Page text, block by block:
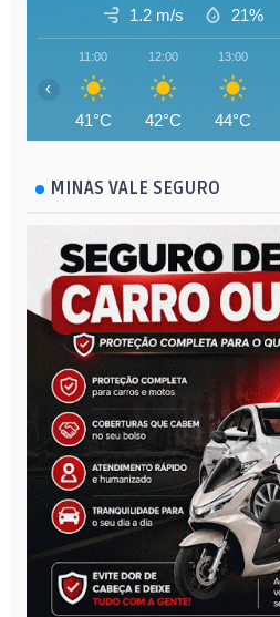
1.2 m/s 21%
11:00
41°C
12:00
42°C
13:00
44°C
‹
MINAS VALE SEGURO